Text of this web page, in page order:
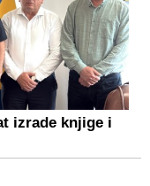
izrade knjige i